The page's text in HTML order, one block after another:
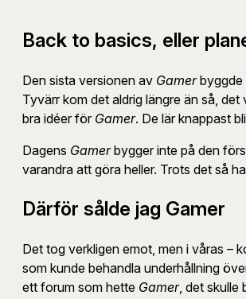
Back to basics, eller
Den sista versionen av Gamerbyggde
Tyvärr kom det aldrig längre än så,
bra idéer för Gamer. De lär knappast
Dagens Gamerbygger inte på den
varandra att göra heller. Trots det så
Därför sålde jag Gamer
Det tog verkligen emot, men i våras –
som kunde behandla underhållning
ett forum som hette Gamer, det skulle